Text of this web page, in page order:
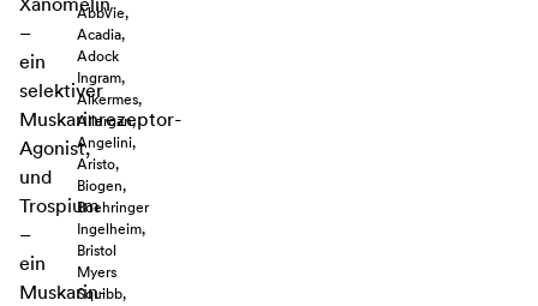
–
ein
selektiver
Muskarinrezeptor-
Agonist,
und
Trospium
–
ein
Muskarin-
AbbVie,
Acadia,
Adock
Ingram,
Alkermes,
Allergan,
Angelini,
Aristo,
Biogen,
Boehringer
Ingelheim,
Bristol
Myers
Squibb,